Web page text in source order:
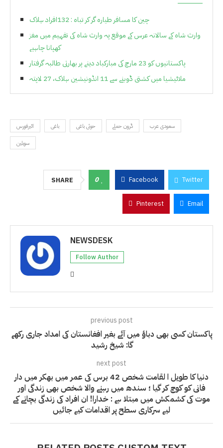
چین کا مسافر طیارہ گر کر تباہ : 132افراد ہلاک
وارث شاہ کے سالانہ عرس کے موقع پہ وارث شاہ کی تفہیم میں مغز
کھپانا چاہیے
پاکستانیوں کو 23 مارچ کی مبارکباد دینے پر بھارتی طالبہ گرفتار
ملائیشیا میں کشتی ڈوبنے سے 11 انڈونیشین ہلاک، 27 لاپتہ
ائیرفورس باغی حوثی باغی ڈرون حملے
سعودی عرب
سویلین
SHARE 0 Facebook Twitter
Pinterest Email
NEWSDESK
Follow Author
previous post
پاکستان کسی بھی دباؤ میں آئے بغیر افغانستان کی امداد جاری رکھے
گا: شیخ رشید
next post
دنیا کا طویل ا لقامت شخص 42 برس کی عمر میں بھکر میں دار
فانی کو کوچ کر گیا ؛ سندھ میں رہنے والا شخص بھی زندگی اور
موت کی کشمکش میں مبتلا ہے : خدارا! ان افراد کی زندگی بچانے کے
لیے سرکاری سطح پر اقدامات کیے جائیں